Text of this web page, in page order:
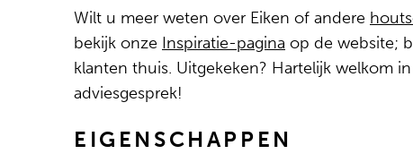
Wilt u meer weten over Eiken of andere
bekijk onze Inspiratie-pagina op de website;
klanten thuis. Uitgekeken? Hartelijk welkom
adviesgesprek!
EIGENSCHAPPEN